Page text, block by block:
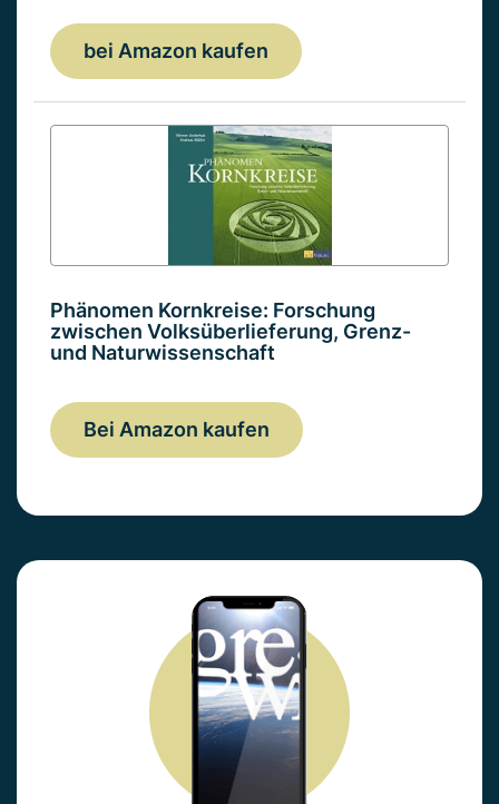
bei Amazon kaufen
Phänomen Kornkreise: Forschung
zwischen Volksüberlieferung, Grenz-
und Naturwissenschaft
Bei Amazon kaufen